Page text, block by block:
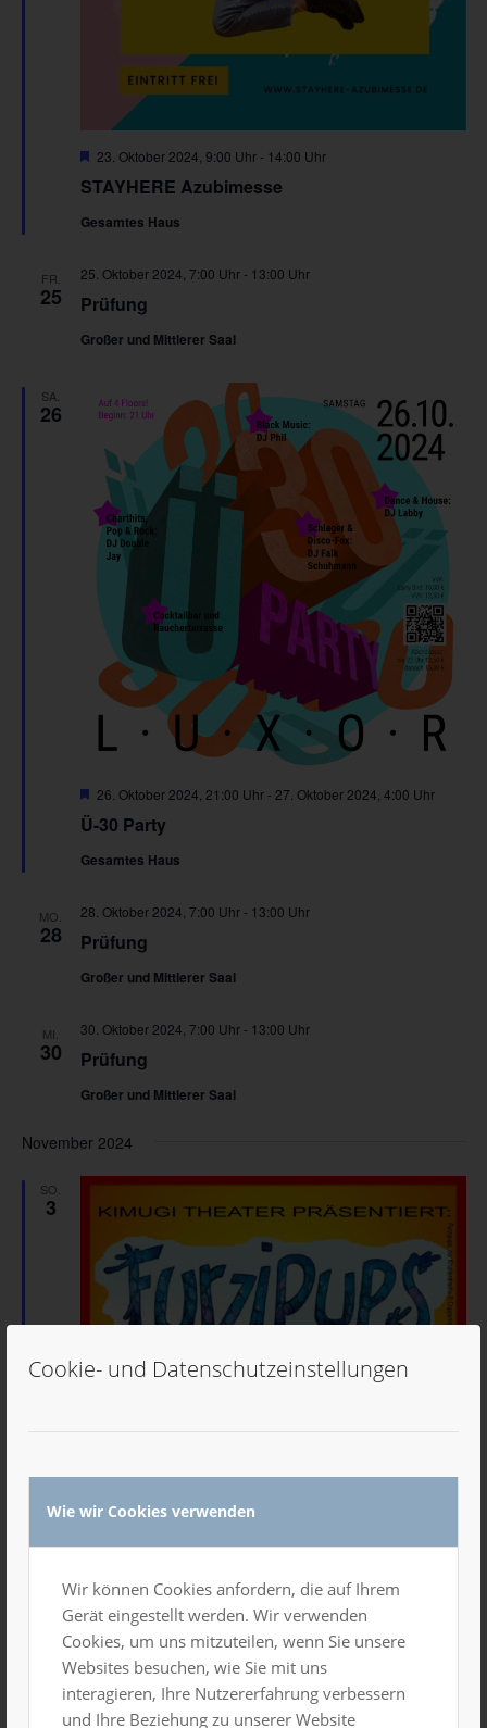
Cookie- und Datenschutzeinstellungen
Wie wir Cookies verwenden
Wir können Cookies anfordern, die auf Ihrem
Gerät eingestellt werden. Wir verwenden
Cookies, um uns mitzuteilen, wenn Sie unsere
Websites besuchen, wie Sie mit uns
interagieren, Ihre Nutzererfahrung verbessern
und Ihre Beziehung zu unserer Website
STAYHERE Azubimesse
Hervorgehoben
23. Oktober 2024, 9:00 Uhr- 14:00 Uhr
Gesamtes Haus
FR.
25 Prüfung
25. Oktober 2024, 7:00 Uhr- 13:00 Uhr
Großer und Mittlerer Saal
SA.
26
Ü-30 Party
Hervorgehoben
26. Oktober 2024, 21:00 Uhr- 27. Oktober 2024, 4:00 Uhr
Gesamtes Haus
MO.
28 Prüfung
28. Oktober 2024, 7:00 Uhr- 13:00 Uhr
Großer und Mittlerer Saal
MI.
30 Prüfung
30. Oktober 2024, 7:00 Uhr- 13:00 Uhr
Großer und Mittlerer Saal
November 2024
SO.
3